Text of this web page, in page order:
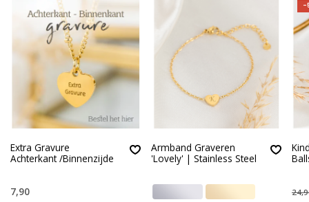
Extra Gravure
Achterkant /Binnenzijde
7,90
Armband Graveren
'Lovely' | Stainless Steel
-